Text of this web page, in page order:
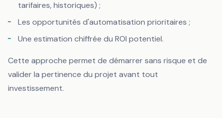
tarifaires, historiques) ;
Les opportunités d'automatisation prioritaires ;
Une estimation chiffrée du ROI potentiel.
Cette approche permet de démarrer sans risque et de
valider la pertinence du projet avant tout
investissement.